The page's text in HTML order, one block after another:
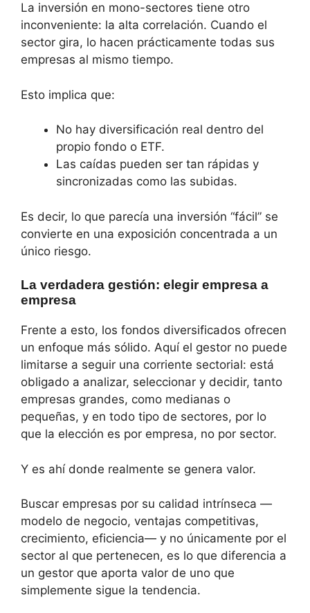
La inversión en mono-sectores tiene otro
inconveniente: la alta correlación. Cuando el
sector gira, lo hacen prácticamente todas sus
empresas al mismo tiempo.
Esto implica que:
No hay diversificación real dentro del
propio fondo o ETF.
Las caídas pueden ser tan rápidas y
sincronizadas como las subidas.
Es decir, lo que parecía una inversión “fácil” se
convierte en una exposición concentrada a un
único riesgo.
La verdadera gestión: elegir empresa a
empresa
Frente a esto, los fondos diversificados ofrecen
un enfoque más sólido. Aquí el gestor no puede
limitarse a seguir una corriente sectorial: está
obligado a analizar, seleccionar y decidir, tanto
empresas grandes, como medianas o
pequeñas, y en todo tipo de sectores, por lo
que la elección es por empresa, no por sector.
Y es ahí donde realmente se genera valor.
Buscar empresas por su calidad intrínseca —
modelo de negocio, ventajas competitivas,
crecimiento, eficiencia— y no únicamente por el
sector al que pertenecen, es lo que diferencia a
un gestor que aporta valor de uno que
simplemente sigue la tendencia.